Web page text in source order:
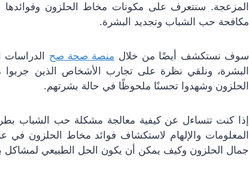
المزعجة. سنتعرف على مكونات مخاط الحلزون وفوائدها
مكافحة حب الشباب وتجديد البشرة.
سوف نستكشف أيضًا من خلال منصة صحة صح الدراسات
البشرة، ونلقي نظرة على تجارب الأشخاص الذين جربوا
الحلزون وشهدوا تحسنًا ملحوظًا في حالة بشرتهم.
إذا كنت تتساءل عن كيفية معالجة مشكلة حب الشباب
المعلومات والإلهام لاستكشاف فوائد مخاط الحلزون في
جمال الحلزون وكيف يمكن أن يكون الحل الطبيعي لمشاكل